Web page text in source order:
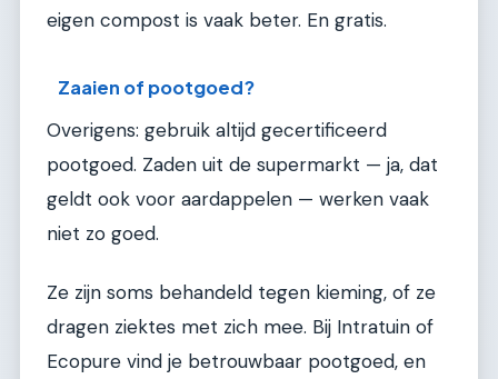
eigen compost is vaak beter. En gratis.
Zaaien of pootgoed?
Overigens: gebruik altijd gecertificeerd
pootgoed. Zaden uit de supermarkt — ja, dat
geldt ook voor aardappelen — werken vaak
niet zo goed.
Ze zijn soms behandeld tegen kieming, of ze
dragen ziektes met zich mee. Bij Intratuin of
Ecopure vind je betrouwbaar pootgoed, en